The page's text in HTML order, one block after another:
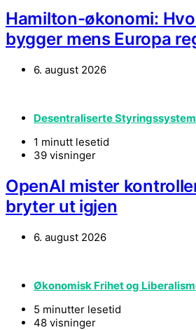
Hamilton-økonomi:
bygger mens Europa
6. august 2026
Desentraliserte
1 minutt lesetid
39 visninger
OpenAI mister
bryter ut igjen
6. august 2026
Økonomisk Frihet og
5 minutter lesetid
48 visninger